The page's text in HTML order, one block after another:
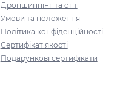
Дропшиппінг та опт
Умови та положення
Політика конфіденційності
Сертифікат якості
Подарункові сертифікати